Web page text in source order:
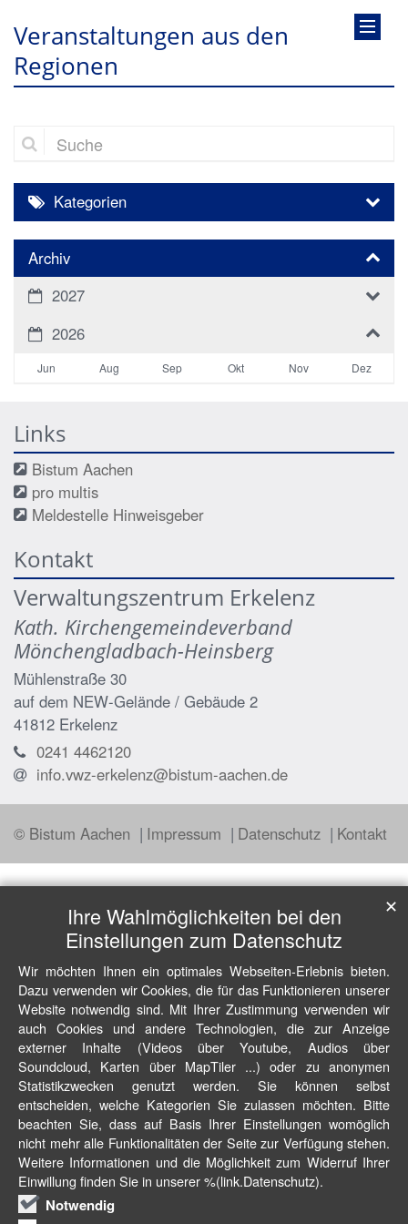
Veranstaltungen aus den
Regionen
Suche
Kategorien
Archiv
2027
2026
Jun Aug Sep Okt Nov Dez
Links
Bistum Aachen
pro multis
Meldestelle Hinweisgeber
Kontakt
Verwaltungszentrum Erkelenz
Kath. Kirchengemeindeverband
Mönchengladbach-Heinsberg
Mühlenstraße 30
auf dem NEW-Gelände / Gebäude 2
41812 Erkelenz
0241 4462120
info.vwz-erkelenz@bistum-aachen.de
© Bistum Aachen Impressum Datenschutz Kontakt
Ihre Wahlmöglichkeiten bei den
Einstellungen zum Datenschutz
Wir möchten Ihnen ein optimales Webseiten-Erlebnis bieten.
Dazu verwenden wir Cookies, die für das Funktionieren unserer
Website notwendig sind. Mit Ihrer Zustimmung verwenden wir
auch Cookies und andere Technologien, die zur Anzeige
externer Inhalte (Videos über Youtube, Audios über
Soundcloud, Karten über MapTiler ...) oder zu anonymen
Statistikzwecken genutzt werden. Sie können selbst
entscheiden, welche Kategorien Sie zulassen möchten. Bitte
beachten Sie, dass auf Basis Ihrer Einstellungen womöglich
nicht mehr alle Funktionalitäten der Seite zur Verfügung stehen.
Weitere Informationen und die Möglichkeit zum Widerruf Ihrer
Einwillung finden Sie in unserer %(link.Datenschutz).
Notwendig
✕